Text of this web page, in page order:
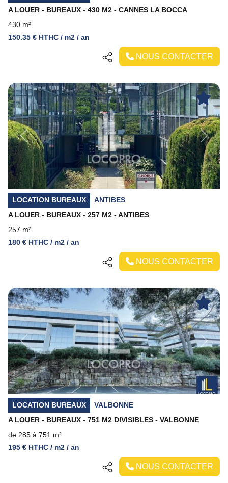
A LOUER - BUREAUX - 430 M2 - CANNES LA BOCCA
430 m²
150.35 € HTHC / m2 / an
NOUS CONTACTER
Previous Next
LOCATION BUREAUX
ANTIBES
A LOUER - BUREAUX - 257 M2 - ANTIBES
257 m²
180 € HTHC / m2 / an
NOUS CONTACTER
Previous Next
LOCATION BUREAUX
VALBONNE
A LOUER - BUREAUX - 751 M2 DIVISIBLES - VALBONNE
de 285 à 751 m²
195 € HTHC / m2 / an
NOUS CONTACTER